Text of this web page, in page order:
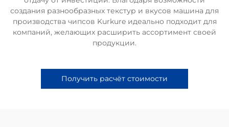
создания разнообразных текстур и вкусов машина для
производства чипсов Kurkure идеально подходит для
компаний, желающих расширить ассортимент своей
продукции.
Получить расчёт стоимости